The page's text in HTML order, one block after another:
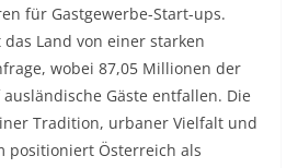
für Gastgewerbe-Start-ups.
Land von einer starken
wobei 87,05 Millionen der
Gäste entfallen. Die
Tradition, urbaner Vielfalt und
positioniert Österreich als